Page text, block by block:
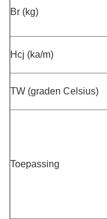
Br (kg)
Hcj (ka/m)
TW (graden Celsius)
Toepassing